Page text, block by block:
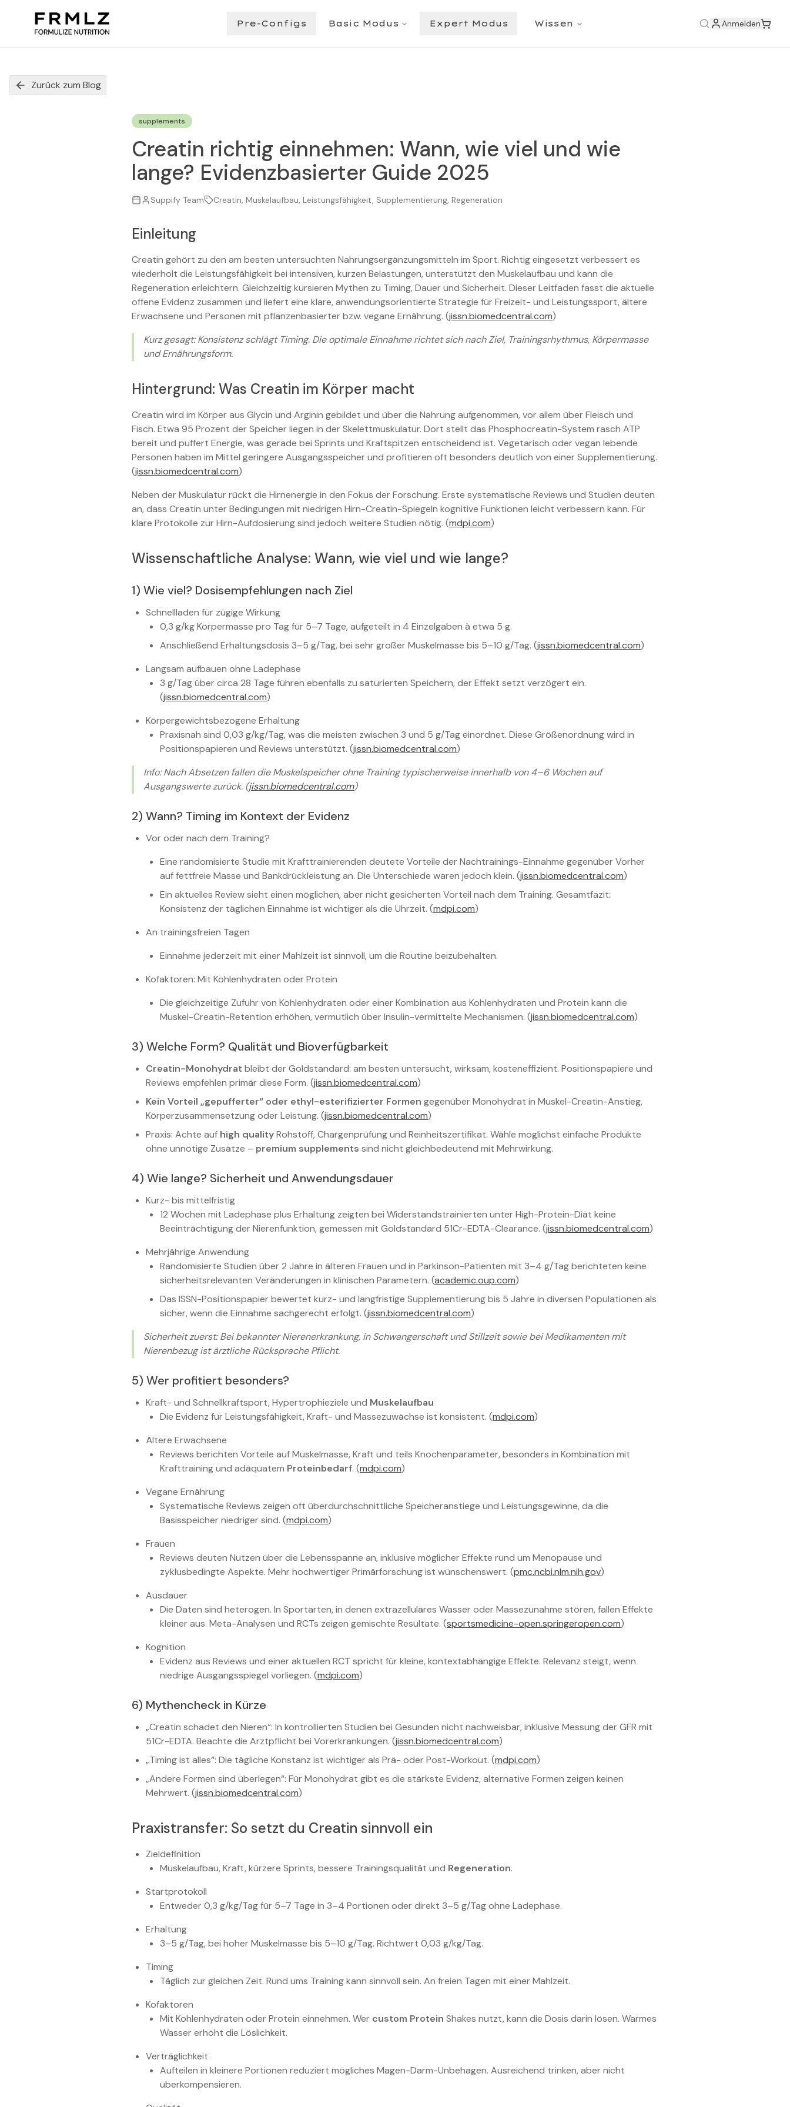
Pre-Configs Basic Modus Expert Modus Wissen Anmelden
Zurück zum Blog
supplements
Creatin richtig einnehmen: Wann, wie viel und wie
lange? Evidenzbasierter Guide 2025
Suppify Team Creatin, Muskelaufbau, Leistungsfähigkeit, Supplementierung, Regeneration
Einleitung
Creatin gehört zu den am besten untersuchten Nahrungsergänzungsmitteln im Sport. Richtig eingesetzt verbessert es
wiederholt die Leistungsfähigkeit bei intensiven, kurzen Belastungen, unterstützt den Muskelaufbau und kann die
Regeneration erleichtern. Gleichzeitig kursieren Mythen zu Timing, Dauer und Sicherheit. Dieser Leitfaden fasst die aktuelle
offene Evidenz zusammen und liefert eine klare, anwendungsorientierte Strategie für Freizeit- und Leistungssport, ältere
Erwachsene und Personen mit pflanzenbasierter bzw. vegane Ernährung. (jissn.biomedcentral.com)
Kurz gesagt: Konsistenz schlägt Timing. Die optimale Einnahme richtet sich nach Ziel, Trainingsrhythmus, Körpermasse
und Ernährungsform.
Hintergrund: Was Creatin im Körper macht
Creatin wird im Körper aus Glycin und Arginin gebildet und über die Nahrung aufgenommen, vor allem über Fleisch und
Fisch. Etwa 95 Prozent der Speicher liegen in der Skelettmuskulatur. Dort stellt das Phosphocreatin-System rasch ATP
bereit und puffert Energie, was gerade bei Sprints und Kraftspitzen entscheidend ist. Vegetarisch oder vegan lebende
Personen haben im Mittel geringere Ausgangsspeicher und profitieren oft besonders deutlich von einer Supplementierung.
(jissn.biomedcentral.com)
Neben der Muskulatur rückt die Hirnenergie in den Fokus der Forschung. Erste systematische Reviews und Studien deuten
an, dass Creatin unter Bedingungen mit niedrigen Hirn-Creatin-Spiegeln kognitive Funktionen leicht verbessern kann. Für
klare Protokolle zur Hirn-Aufdosierung sind jedoch weitere Studien nötig. (mdpi.com)
Wissenschaftliche Analyse: Wann, wie viel und wie lange?
1) Wie viel? Dosisempfehlungen nach Ziel
Schnellladen für zügige Wirkung
0,3 g/kg Körpermasse pro Tag für 5–7 Tage, aufgeteilt in 4 Einzelgaben à etwa 5 g.
Anschließend Erhaltungsdosis 3–5 g/Tag, bei sehr großer Muskelmasse bis 5–10 g/Tag. (jissn.biomedcentral.com)
Langsam aufbauen ohne Ladephase
3 g/Tag über circa 28 Tage führen ebenfalls zu saturierten Speichern, der Effekt setzt verzögert ein.
(jissn.biomedcentral.com)
Körpergewichtsbezogene Erhaltung
Praxisnah sind 0,03 g/kg/Tag, was die meisten zwischen 3 und 5 g/Tag einordnet. Diese Größenordnung wird in
Positionspapieren und Reviews unterstützt. (jissn.biomedcentral.com)
Info: Nach Absetzen fallen die Muskelspeicher ohne Training typischerweise innerhalb von 4–6 Wochen auf
Ausgangswerte zurück. (jissn.biomedcentral.com)
2) Wann? Timing im Kontext der Evidenz
Vor oder nach dem Training?
Eine randomisierte Studie mit Krafttrainierenden deutete Vorteile der Nachtrainings-Einnahme gegenüber Vorher
auf fettfreie Masse und Bankdrückleistung an. Die Unterschiede waren jedoch klein. (jissn.biomedcentral.com)
Ein aktuelles Review sieht einen möglichen, aber nicht gesicherten Vorteil nach dem Training. Gesamtfazit:
Konsistenz der täglichen Einnahme ist wichtiger als die Uhrzeit. (mdpi.com)
An trainingsfreien Tagen
Einnahme jederzeit mit einer Mahlzeit ist sinnvoll, um die Routine beizubehalten.
Kofaktoren: Mit Kohlenhydraten oder Protein
Die gleichzeitige Zufuhr von Kohlenhydraten oder einer Kombination aus Kohlenhydraten und Protein kann die
Muskel-Creatin-Retention erhöhen, vermutlich über Insulin-vermittelte Mechanismen. (jissn.biomedcentral.com)
3) Welche Form? Qualität und Bioverfügbarkeit
Creatin-Monohydrat bleibt der Goldstandard: am besten untersucht, wirksam, kosteneffizient. Positionspapiere und
Reviews empfehlen primär diese Form. (jissn.biomedcentral.com)
Kein Vorteil „gepufferter“ oder ethyl-esterifizierter Formen gegenüber Monohydrat in Muskel-Creatin-Anstieg,
Körperzusammensetzung oder Leistung. (jissn.biomedcentral.com)
Praxis: Achte auf high qualityRohstoff, Chargenprüfung und Reinheitszertifikat. Wähle möglichst einfache Produkte
ohne unnötige Zusätze – premium supplements sind nicht gleichbedeutend mit Mehrwirkung.
4) Wie lange? Sicherheit und Anwendungsdauer
Kurz- bis mittelfristig
12 Wochen mit Ladephase plus Erhaltung zeigten bei Widerstandstrainierten unter High-Protein-Diät keine
Beeinträchtigung der Nierenfunktion, gemessen mit Goldstandard 51Cr-EDTA-Clearance. (jissn.biomedcentral.com)
Mehrjährige Anwendung
Randomisierte Studien über 2 Jahre in älteren Frauen und in Parkinson-Patienten mit 3–4 g/Tag berichteten keine
sicherheitsrelevanten Veränderungen in klinischen Parametern. (academic.oup.com)
Das ISSN-Positionspapier bewertet kurz- und langfristige Supplementierung bis 5 Jahre in diversen Populationen als
sicher, wenn die Einnahme sachgerecht erfolgt. (jissn.biomedcentral.com)
Sicherheit zuerst: Bei bekannter Nierenerkrankung, in Schwangerschaft und Stillzeit sowie bei Medikamenten mit
Nierenbezug ist ärztliche Rücksprache Pflicht.
5) Wer profitiert besonders?
Kraft- und Schnellkraftsport, Hypertrophieziele und Muskelaufbau
Die Evidenz für Leistungsfähigkeit, Kraft- und Massezuwächse ist konsistent. (mdpi.com)
Ältere Erwachsene
Reviews berichten Vorteile auf Muskelmasse, Kraft und teils Knochenparameter, besonders in Kombination mit
Krafttraining und adäquatem Proteinbedarf. (mdpi.com)
Vegane Ernährung
Systematische Reviews zeigen oft überdurchschnittliche Speicheranstiege und Leistungsgewinne, da die
Basisspeicher niedriger sind. (mdpi.com)
Frauen
Reviews deuten Nutzen über die Lebensspanne an, inklusive möglicher Effekte rund um Menopause und
zyklusbedingte Aspekte. Mehr hochwertiger Primärforschung ist wünschenswert. (pmc.ncbi.nlm.nih.gov)
Ausdauer
Die Daten sind heterogen. In Sportarten, in denen extrazelluläres Wasser oder Massezunahme stören, fallen Effekte
kleiner aus. Meta-Analysen und RCTs zeigen gemischte Resultate. (sportsmedicine-open.springeropen.com)
Kognition
Evidenz aus Reviews und einer aktuellen RCT spricht für kleine, kontextabhängige Effekte. Relevanz steigt, wenn
niedrige Ausgangsspiegel vorliegen. (mdpi.com)
6) Mythencheck in Kürze
„Creatin schadet den Nieren“: In kontrollierten Studien bei Gesunden nicht nachweisbar, inklusive Messung der GFR mit
51Cr-EDTA. Beachte die Arztpflicht bei Vorerkrankungen. (jissn.biomedcentral.com)
„Timing ist alles“: Die tägliche Konstanz ist wichtiger als Prä- oder Post-Workout. (mdpi.com)
„Andere Formen sind überlegen“: Für Monohydrat gibt es die stärkste Evidenz, alternative Formen zeigen keinen
Mehrwert. (jissn.biomedcentral.com)
Praxistransfer: So setzt du Creatin sinnvoll ein
Zieldefinition
Muskelaufbau, Kraft, kürzere Sprints, bessere Trainingsqualität und Regeneration.
Startprotokoll
Entweder 0,3 g/kg/Tag für 5–7 Tage in 3–4 Portionen oder direkt 3–5 g/Tag ohne Ladephase.
Erhaltung
3–5 g/Tag, bei hoher Muskelmasse bis 5–10 g/Tag. Richtwert 0,03 g/kg/Tag.
Timing
Täglich zur gleichen Zeit. Rund ums Training kann sinnvoll sein. An freien Tagen mit einer Mahlzeit.
Kofaktoren
Mit Kohlenhydraten oder Protein einnehmen. Wer custom Protein Shakes nutzt, kann die Dosis darin lösen. Warmes
Wasser erhöht die Löslichkeit.
Verträglichkeit
Aufteilen in kleinere Portionen reduziert mögliches Magen-Darm-Unbehagen. Ausreichend trinken, aber nicht
überkompensieren.